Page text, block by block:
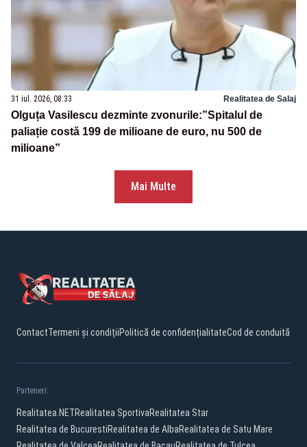
31 iul. 2026, 08:33 Realitatea de Salaj
Olguța Vasilescu dezminte zvonurile:”Spitalul de
paliație costă 199 de milioane de euro, nu 500 de
milioane”
Mai Multe
ContactTermeni și condițiiPolitică de confidențialitateCod de conduită
Parteneri:
Realitatea.NETRealitatea SportivaRealitatea Star
Realitatea de BucurestiRealitatea de AlbaRealitatea de Satu Mare